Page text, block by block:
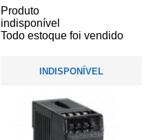
Produto
indisponível
Todo estoque foi vendido
INDISPONÍVEL